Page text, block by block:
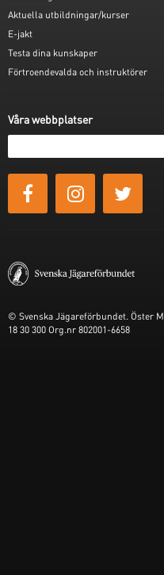
Aktuella utbildningar/kurser
E-jakt
Testa dina kunskaper
Förtroendevalda och instruktörer
Våra webbplatser
© Svenska Jägareförbundet. Öster
18 30 300 Org.nr 802001-6658